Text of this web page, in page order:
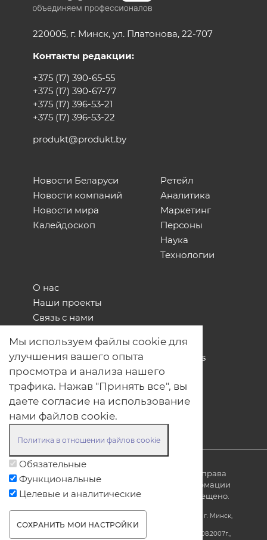
220005, г. Минск, ул. Платонова, 22-707
Контакты редакции:
+375 (17) 390-65-55
+375 (17) 390-67-77
+375 (17) 396-53-21
+375 (17) 396-53-22
produkt@produkt.by
Новости Беларуси
Новости компаний
Новости мира
Калейдоскоп
Ретейл
Аналитика
Маркетинг
Персоны
Наука
Технологии
О нас
Наши проекты
Связь с нами
персональных данных
Политика обработки файлов Cookies
Политика обработки персональных
данных для мероприятий
Договор оферты
© ОДО «Точно-вовремя» 2007-2026. Все права
защищены, любое использование информации
без ссылки на источник produkt.by запрещено.
Юридический адрес: Республика Беларусь, 220005, г. Минск,
ул. Платонова, 22-707
УНП 690608000, регистрация за №690608000 от 31.08.2007г.,
Мы используем файлы cookie для
улучшения вашего опыта
просмотра и анализа нашего
трафика. Нажав "Принять все", вы
даете согласие на использование
нами файлов cookie.
Политика в отношении файлов cookie
Обязательные
Функциональные
Целевые и аналитические
СОХРАНИТЬ МОИ НАСТРОЙКИ